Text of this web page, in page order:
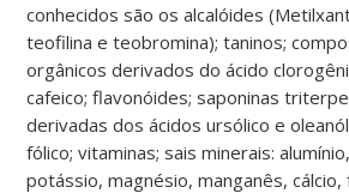
conhecidos são os alcalóides
teofilina e teobromina); taninos;
orgânicos derivados do ácido
cafeico; flavonóides; saponinas
derivadas dos ácidos ursólico e
fólico; vitaminas; sais minerais:
potássio, magnésio, manganês,